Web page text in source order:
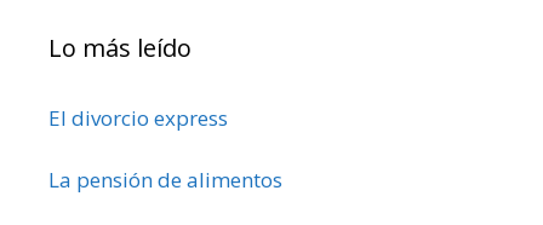
Lo más leído
El divorcio express
La pensión de alimentos